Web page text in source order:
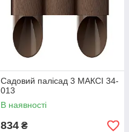
Садовий палісад 3 МАКСІ 34-
013
В наявності
834 ₴